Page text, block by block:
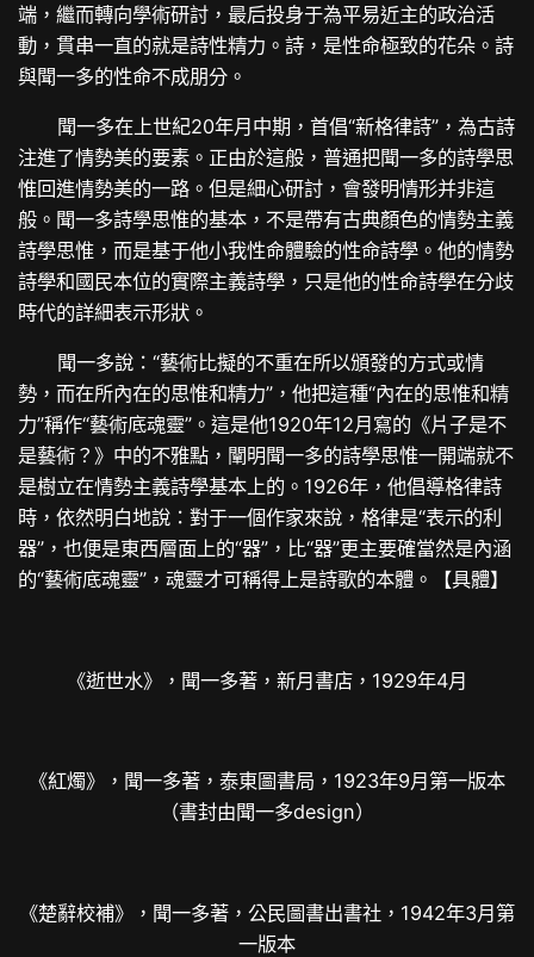
端，繼而轉向學術研討，最后投身于為平易近主的政治活
動，貫串一直的就是詩性精力。詩，是性命極致的花朵。詩
與聞一多的性命不成朋分。
聞一多在上世紀20年月中期，首倡“新格律詩”，為古詩
注進了情勢美的要素。正由於這般，普通把聞一多的詩學思
惟回進情勢美的一路。但是細心研討，會發明情形并非這
般。聞一多詩學思惟的基本，不是帶有古典顏色的情勢主義
詩學思惟，而是基于他小我性命體驗的性命詩學。他的情勢
詩學和國民本位的實際主義詩學，只是他的性命詩學在分歧
時代的詳細表示形狀。
聞一多說：“藝術比擬的不重在所以頒發的方式或情
勢，而在所內在的思惟和精力”，他把這種“內在的思惟和精
力”稱作“藝術底魂靈”。這是他1920年12月寫的《片子是不
是藝術？》中的不雅點，闡明聞一多的詩學思惟一開端就不
是樹立在情勢主義詩學基本上的。1926年，他倡導格律詩
時，依然明白地說：對于一個作家來說，格律是“表示的利
器”，也便是東西層面上的“器”，比“器”更主要確當然是內涵
的“藝術底魂靈”，魂靈才可稱得上是詩歌的本體。【具體】
《逝世水》，聞一多著，新月書店，1929年4月
《紅燭》，聞一多著，泰東圖書局，1923年9月第一版本
（書封由聞一多design）
《楚辭校補》，聞一多著，公民圖書出書社，1942年3月第
一版本